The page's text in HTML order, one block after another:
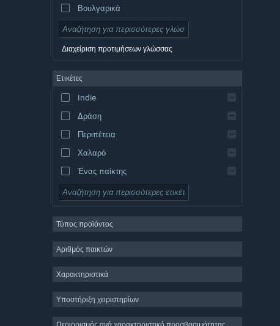
Βουλγαρικά
Τσεχικά
Δανικά
Αγγλικά
Ισπανικά – Ισπανία
Ισπανικά – Λατινική Αμερική
Διαχείριση προτιμήσεων γλώσσας
Ετικέτες
Indie
Δράση
Περιπέτεια
Χαλαρό
Ένας παίκτης
Προσομοίωση
Στρατηγική
2D
3D
Δωρεάν για παίξιμο
Τύπος προϊόντος
Αριθμός παικτών
Χαρακτηριστικά
Υποστήριξη χειριστηρίων